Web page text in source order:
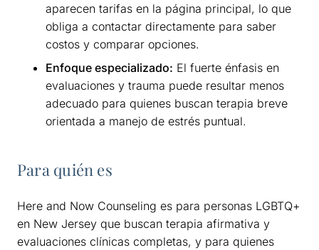
aparecen tarifas en la página principal, lo que
obliga a contactar directamente para saber
costos y comparar opciones.
Enfoque especializado: El fuerte énfasis en
evaluaciones y trauma puede resultar menos
adecuado para quienes buscan terapia breve
orientada a manejo de estrés puntual.
Para quién es
Here and Now Counseling es para personas LGBTQ+
en New Jersey que buscan terapia afirmativa y
evaluaciones clínicas completas, y para quienes